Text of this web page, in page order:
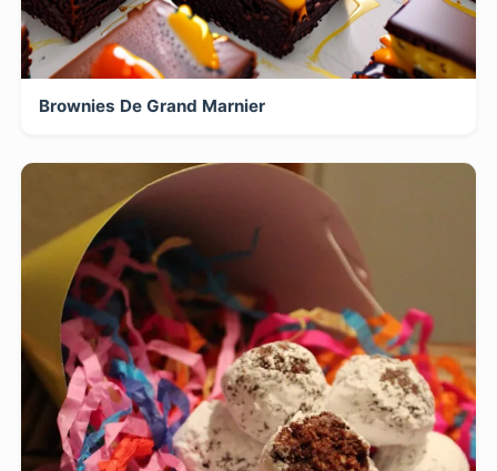
Brownies De Grand Marnier